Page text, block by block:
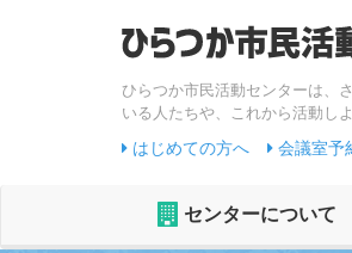
ひらつか市民活動センターは、
いる人たちや、これから活動し
はじめての方へ 会議室予
センターについて